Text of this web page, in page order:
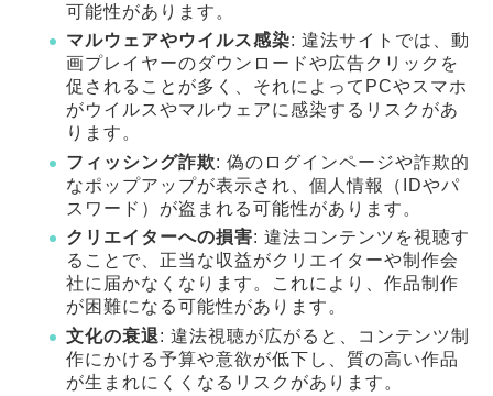
可能性があります。
マルウェアやウイルス感染: 違法サイトでは、動
画プレイヤーのダウンロードや広告クリックを
促されることが多く、それによってPCやスマホ
がウイルスやマルウェアに感染するリスクがあ
ります。
フィッシング詐欺: 偽のログインページや詐欺的
なポップアップが表示され、個人情報（IDやパ
スワード）が盗まれる可能性があります。
クリエイターへの損害: 違法コンテンツを視聴す
ることで、正当な収益がクリエイターや制作会
社に届かなくなります。これにより、作品制作
が困難になる可能性があります。
文化の衰退: 違法視聴が広がると、コンテンツ制
作にかける予算や意欲が低下し、質の高い作品
が生まれにくくなるリスクがあります。